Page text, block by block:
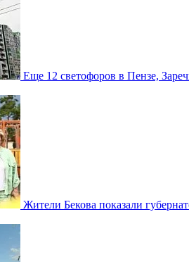
Еще 12 светофоров в Пензе,
Жители Бекова показали